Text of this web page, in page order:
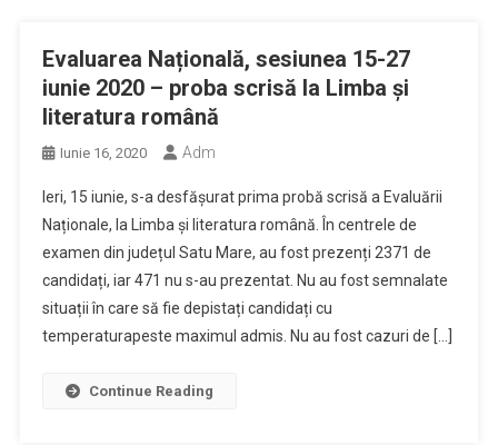
Evaluarea Națională, sesiunea 15-27
iunie 2020 – proba scrisă la Limba și
literatura română
Iunie 16, 2020 Adm
Ieri, 15 iunie, s-a desfășurat prima probă scrisă a Evaluării
Naționale, la Limba și literatura română. În centrele de
examen din județul Satu Mare, au fost prezenți 2371 de
candidați, iar 471 nu s-au prezentat. Nu au fost semnalate
situații în care să fie depistați candidați cu
temperaturapeste maximul admis. Nu au fost cazuri de […]
Continue Reading